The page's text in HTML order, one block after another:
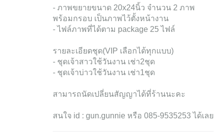
- ภาพขยายขนาด 20x24นิ้ว จำนวน 2 ภาพ
พร้อมกรอบ เป็นภาพไว้ตั้งหน้างาน
- ไฟล์ภาพที่ได้ตาม package 25 ไฟล์
รายละเอียดชุด(VIP เลือกได้ทุกแบบ)
- ชุดเจ้าสาวใช้วันงาน เช่า2ชุด
- ชุดเจ้าบ่าวใช้วันงาน เช่า1ชุด
สามารถนัดเปลี่ยนสัญญาได้ที่ร้านนะคะ
สนใจ id : gun.gunnie หรือ 085-9535253 ได้เลย